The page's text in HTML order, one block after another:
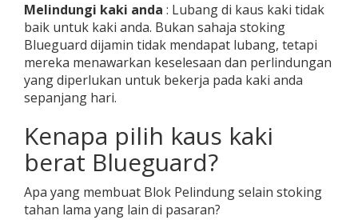
Melindungi kaki anda : Lubang di kaus kaki tidak
baik untuk kaki anda. Bukan sahaja stoking
Blueguard dijamin tidak mendapat lubang, tetapi
mereka menawarkan keselesaan dan perlindungan
yang diperlukan untuk bekerja pada kaki anda
sepanjang hari.
Kenapa pilih kaus kaki
berat Blueguard?
Apa yang membuat Blok Pelindung selain stoking
tahan lama yang lain di pasaran?